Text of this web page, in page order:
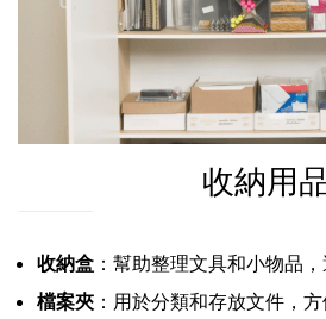
收納用
收納盒 ：幫助整理文具和小物品，
檔案夾 ：用於分類和存放文件，方